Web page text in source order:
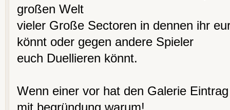
großen Welt
vieler Große Sectoren in dennen ihr
könnt oder gegen andere Spieler
euch Duellieren könnt.
Wenn einer vor hat den Galerie
mit begründung warum!